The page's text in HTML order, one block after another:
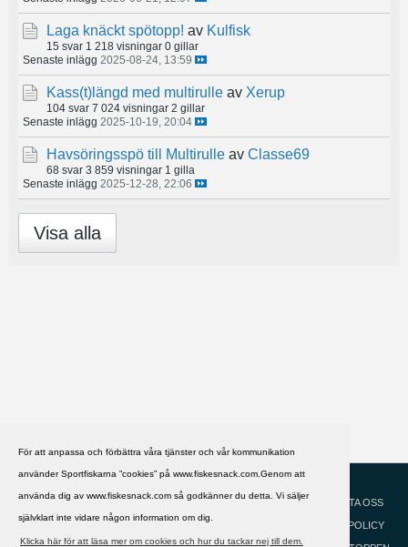
För att anpassa och förbättra våra tjänster och vår kommunikation
använder Sportfiskarna ”cookies” på www.fiskesnack.com.Genom att
använda dig av www.fiskesnack.com så godkänner du detta. Vi säljer
självklart inte vidare någon information om dig.
Klicka här för att läsa mer om cookies och hur du tackar nej till dem.
Laga knäckt spötopp! av Kulfisk
15 svar 1 218 visningar 0 gillar
Senaste inlägg 2025-08-24, 13:59
Kass(t)längd med multirulle av Xerup
104 svar 7 024 visningar 2 gillar
Senaste inlägg 2025-10-19, 20:04
Havsöringsspö till Multirulle av Classe69
68 svar 3 859 visningar 1 gilla
Senaste inlägg 2025-12-28, 22:06
Visa alla
HJÄLP
KONTAKTA OSS
COOKIEPOLICY